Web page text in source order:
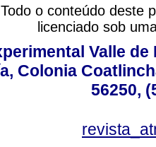
Todo o conteúdo deste
licenciado sob
Valle
Colonia
56250,